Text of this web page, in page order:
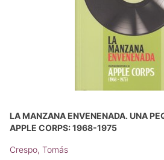
LA MANZANA ENVENENADA. UNA
APPLE CORPS: 1968-1975
Crespo, Tomás